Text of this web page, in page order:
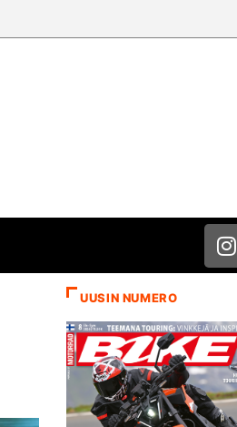
UUSIN NUMERO